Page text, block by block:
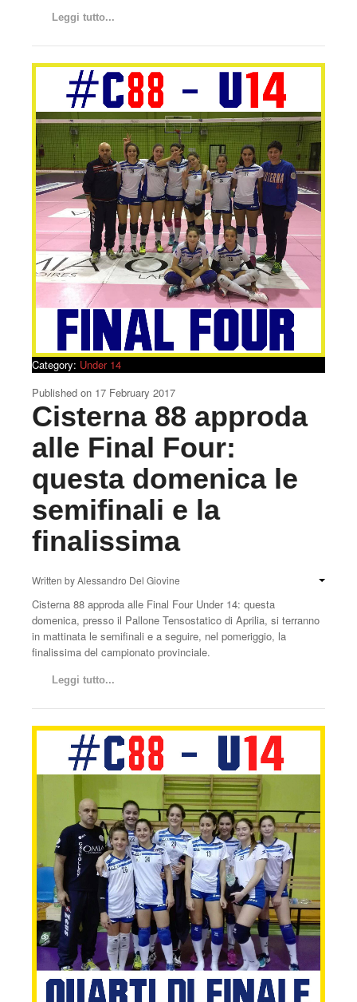
Leggi tutto...
Category: Under 14
Published on 17 February 2017
Cisterna 88 approda
alle Final Four:
questa domenica le
semifinali e la
finalissima
Written byAlessandro Del Giovine
Cisterna 88 approda alle Final Four Under 14: questa
domenica, presso il Pallone Tensostatico di Aprilia, si terranno
in mattinata le semifinali e a seguire, nel pomeriggio, la
finalissima del campionato provinciale.
Leggi tutto...